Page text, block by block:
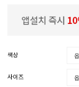
색상
사이즈